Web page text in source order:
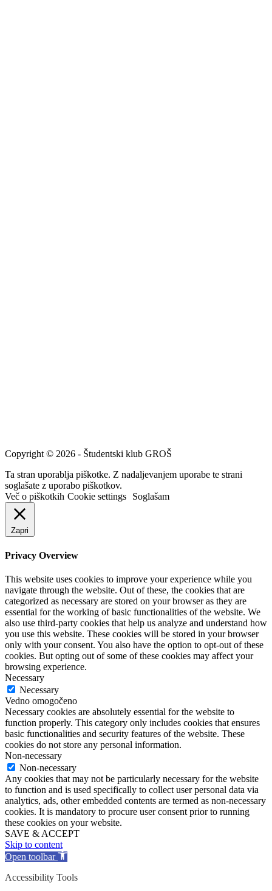
Copyright © 2026 - Študentski klub GROŠ
Ta stran uporablja piškotke. Z nadaljevanjem uporabe te strani
soglašate z uporabo piškotkov.
Več o piškotkih Cookie settings Soglašam
Zapri
Privacy Overview
This website uses cookies to improve your experience while you
navigate through the website. Out of these, the cookies that are
categorized as necessary are stored on your browser as they are
essential for the working of basic functionalities of the website. We
also use third-party cookies that help us analyze and understand how
you use this website. These cookies will be stored in your browser
only with your consent. You also have the option to opt-out of these
cookies. But opting out of some of these cookies may affect your
browsing experience.
Necessary
Necessary
Vedno omogočeno
Necessary cookies are absolutely essential for the website to
function properly. This category only includes cookies that ensures
basic functionalities and security features of the website. These
cookies do not store any personal information.
Non-necessary
Non-necessary
Any cookies that may not be particularly necessary for the website
to function and is used specifically to collect user personal data via
analytics, ads, other embedded contents are termed as non-necessary
cookies. It is mandatory to procure user consent prior to running
these cookies on your website.
SAVE & ACCEPT
Skip to content
Open toolbar
Accessibility Tools